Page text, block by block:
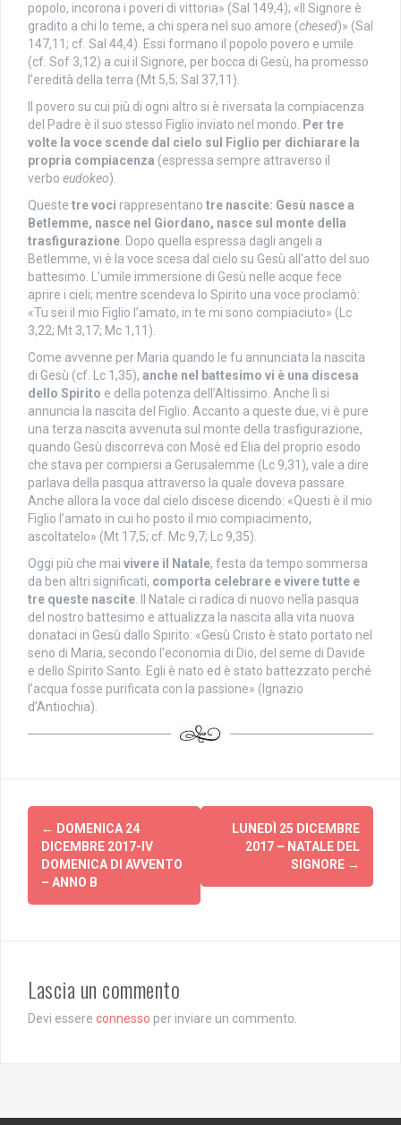
popolo, incorona i poveri di vittoria» (Sal 149,4); «Il Signore è
gradito a chi lo teme, a chi spera nel suo amore (chesed)» (Sal
147,11; cf. Sal 44,4). Essi formano il popolo povero e umile
(cf. Sof 3,12) a cui il Signore, per bocca di Gesù, ha promesso
l’eredità della terra (Mt 5,5; Sal 37,11).
Il povero su cui più di ogni altro si è riversata la compiacenza
del Padre è il suo stesso Figlio inviato nel mondo.
Per tre
volte la voce scende dal cielo sul Figlio per dichiarare la
propria compiacenza (espressa sempre attraverso il
verbo eudokeo).
Queste tre voci rappresentano tre nascite: Gesù nasce a
Betlemme, nasce nel Giordano, nasce sul monte della
trasfigurazione . Dopo quella espressa dagli angeli a
Betlemme, vi è la voce scesa dal cielo su Gesù all’atto del suo
battesimo. L’umile immersione di Gesù nelle acque fece
aprire i cieli; mentre scendeva lo Spirito una voce proclamò:
«Tu sei il mio Figlio l’amato, in te mi sono compiaciuto» (Lc
3,22; Mt 3,17; Mc 1,11).
Come avvenne per Maria quando le fu annunciata la nascita
di Gesù (cf. Lc 1,35), anche nel battesimo vi è una discesa
dello Spirito e della potenza dell’Altissimo. Anche lì si
annuncia la nascita del Figlio. Accanto a queste due, vi è pure
una terza nascita avvenuta sul monte della trasfigurazione,
quando Gesù discorreva con Mosè ed Elia del proprio esodo
che stava per compiersi a Gerusalemme (Lc 9,31), vale a dire
parlava della pasqua attraverso la quale doveva passare.
Anche allora la voce dal cielo discese dicendo: «Questi è il mio
Figlio l’amato in cui ho posto il mio compiacimento,
ascoltatelo» (Mt 17,5; cf. Mc 9,7; Lc 9,35).
Oggi più che mai vivere il Natale, festa da tempo sommersa
da ben altri significati, comporta celebrare e vivere tutte e
tre queste nascite . Il Natale ci radica di nuovo nella pasqua
del nostro battesimo e attualizza la nascita alla vita nuova
donataci in Gesù dallo Spirito: «Gesù Cristo è stato portato nel
seno di Maria, secondo l’economia di Dio, del seme di Davide
e dello Spirito Santo. Egli è nato ed è stato battezzato perché
l’acqua fosse purificata con la passione» (Ignazio
d’Antiochia).
Post
navigation
← DOMENICA 24
DICEMBRE 2017-IV
DOMENICA DI AVVENTO
– ANNO B
LUNEDÌ 25 DICEMBRE
2017 – NATALE DEL
SIGNORE →
Lascia un commento
Devi essere connesso per inviare un commento.